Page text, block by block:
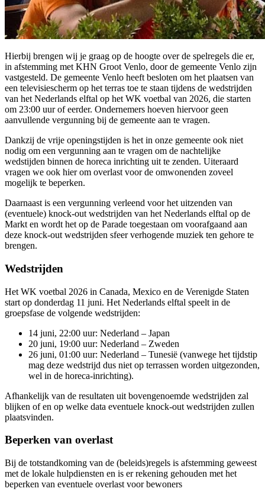
Hierbij brengen wij je graag op de hoogte over de spelregels die er,
in afstemming met KHN Groot Venlo, door de gemeente Venlo zijn
vastgesteld. De gemeente Venlo heeft besloten om het plaatsen van
een televisiescherm op het terras toe te staan tijdens de wedstrijden
van het Nederlands elftal op het WK voetbal van 2026, die starten
om 23:00 uur of eerder. Ondernemers hoeven hiervoor geen
aanvullende vergunning bij de gemeente aan te vragen.
Dankzij de vrije openingstijden is het in onze gemeente ook niet
nodig om een vergunning aan te vragen om de nachtelijke
wedstijden binnen de horeca inrichting uit te zenden. Uiteraard
vragen we ook hier om overlast voor de omwonenden zoveel
mogelijk te beperken.
Daarnaast is een vergunning verleend voor het uitzenden van
(eventuele) knock-out wedstrijden van het Nederlands elftal op de
Markt en wordt het op de Parade toegestaan om voorafgaand aan
deze knock-out wedstrijden sfeer verhogende muziek ten gehore te
brengen.
Wedstrijden
Het WK voetbal 2026 in Canada, Mexico en de Verenigde Staten
start op donderdag 11 juni. Het Nederlands elftal speelt in de
groepsfase de volgende wedstrijden:
14 juni, 22:00 uur: Nederland – Japan
20 juni, 19:00 uur: Nederland – Zweden
26 juni, 01:00 uur: Nederland – Tunesië (vanwege het tijdstip
mag deze wedstrijd dus niet op terrassen worden uitgezonden,
wel in de horeca-inrichting).
Afhankelijk van de resultaten uit bovengenoemde wedstrijden zal
blijken of en op welke data eventuele knock-out wedstrijden zullen
plaatsvinden.
Beperken van overlast
Bij de totstandkoming van de (beleids)regels is afstemming geweest
met de lokale hulpdiensten en is er rekening gehouden met het
beperken van eventuele overlast voor bewoners